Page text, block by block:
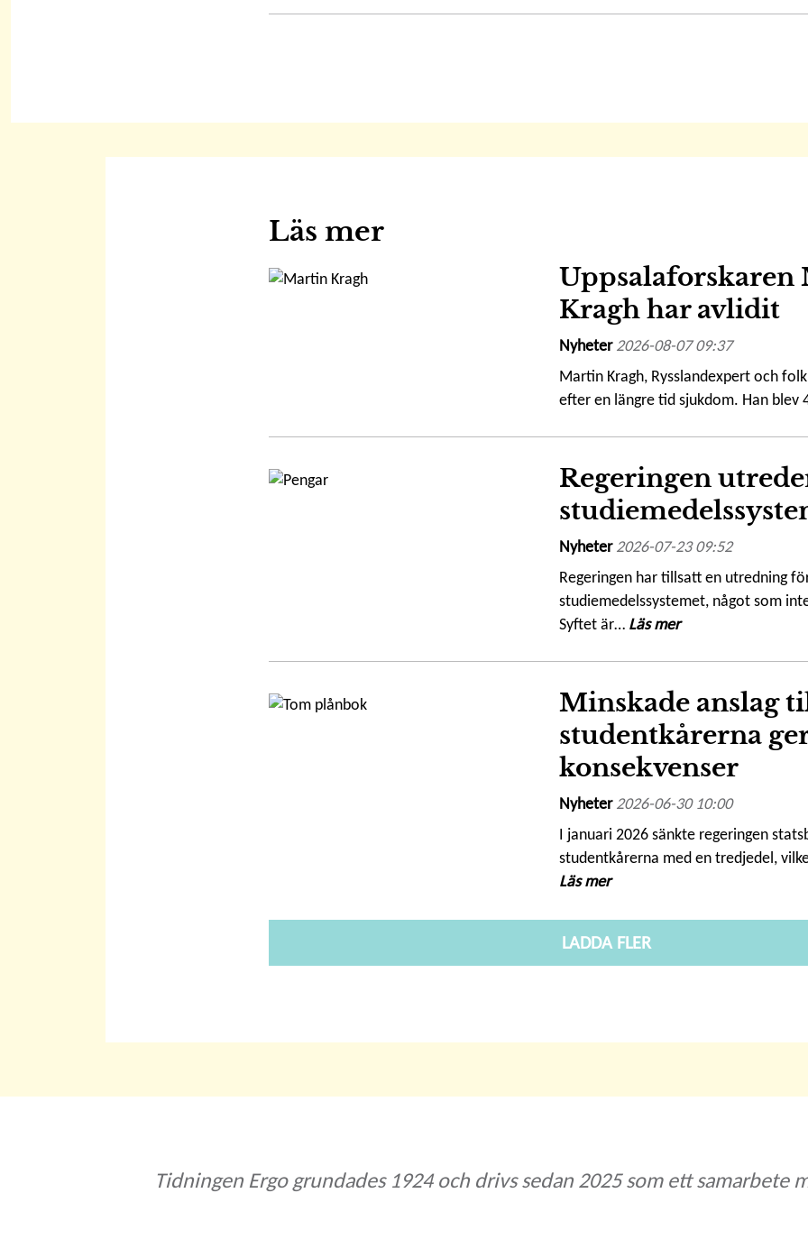
Läs mer
Uppsalaforskaren
Kragh har avlidit
Nyheter 2026-08-07 09:37
Martin Kragh, Rysslandexpert och
efter en längre tid sjukdom. Han blev
Regeringen
Nyheter 2026-07-23 09:52
Regeringen har tillsatt en utredning
studiemedelssystemet, något som
Syftet är… Läs mer
Minskade anslag
studentkårerna
konsekvenser
Nyheter 2026-06-30 10:00
I januari 2026 sänkte regeringen
studentkårerna med en tredjedel,
Läs mer
LADDA FLER
Tidningen Ergo grundades 1924 och drivs sedan 2025 som ett samarbete